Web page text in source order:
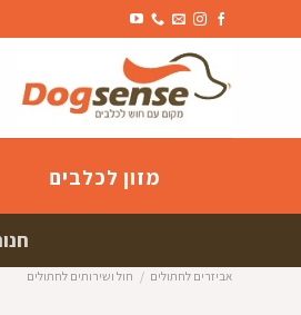
to
מזון לכלבים
אביזרים לחתולים / חול ושירותים לחתולים